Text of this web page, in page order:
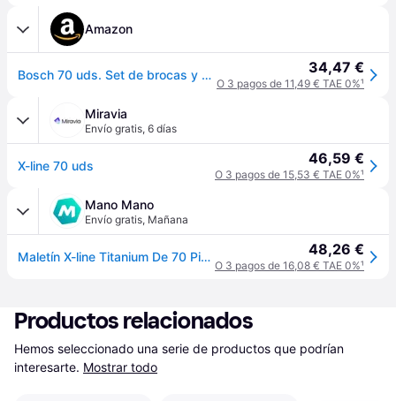
Amazon
Bosch 70 uds. Set de brocas y puntas de atornillar X-Line de titanio (para madera, mampostería y metal, incluye cinta métrica y brocas fresadoras planas, accesorios para taladro y destornillador) 34,47 €
O 3 pagos de 11,49 € TAE 0%¹
Miravia
Envío gratis, 6 días
X-line 70 uds 46,59 €
O 3 pagos de 15,53 € TAE 0%¹
Mano Mano
Envío gratis, Mañana
Maletín X-line Titanium De 70 Piezas Bosch 2607019329 48,26 €
O 3 pagos de 16,08 € TAE 0%¹
Productos relacionados
Hemos seleccionado una serie de productos que podrían
interesarte. Mostrar todo